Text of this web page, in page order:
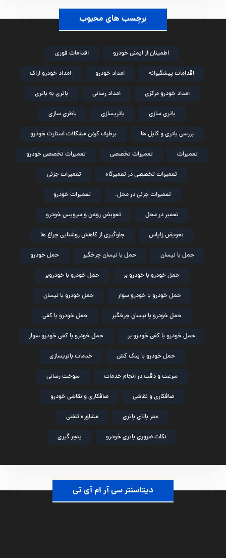
برچسب های محبوب
اطمینان از ایمنی خودرو اقدامات فوری
اقدامات پیشگیرانه امداد خودرو امداد خودرو اراک
امداد خودرو مرکزی امداد رسانی باتری به باتری
باتری سازی باتریسازی باطری سازی
بررسی باتری و کابل ها برطرف کردن مشکلات استارت خودرو
تعمیرات تعمیرات تخصصی تعمیرات تخصصی خودرو
تعمیرات تخصصی در تعمیرگاه تعمیرات جزئی
تعمیرات جزئی در محل. تعمیرات خودرو
تعمیر در محل تعویض روغن و سرویس خودرو
تعویض زاپاس جلوگیری از کاهش روشنایی چراغ ها
حمل با نیسان حمل با نیسان چرخگیر حمل خودرو
حمل خودرو با خودرو بر حمل خودرو با خودروبر
حمل خودرو با خودرو سوار حمل خودرو با نیسان
حمل خودرو با نیسان چرخگیر حمل خودرو با کفی
حمل خودرو با کفی خودرو بر حمل خودرو با کفی خودرو سوار
حمل خودرو با یدک کش خدمات باتریسازی
سرعت و دقت در انجام خدمات سوخت رسانی
صافکاری و نقاشی صافکاری و نقاشی خودرو
عمر بالای باتری مشاوره تلفنی
نکات ضروری باتری خودرو پنچر گیری
دیتاسنتر سی آر ام آی تی